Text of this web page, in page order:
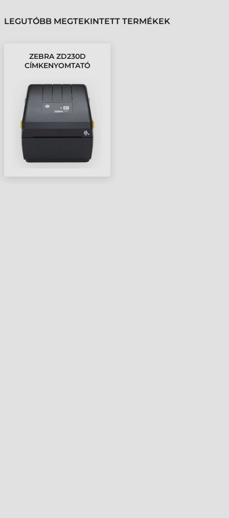
LEGUTÓBB MEGTEKINTETT TERMÉKEK
ZEBRA ZD230D
CÍMKENYOMTATÓ